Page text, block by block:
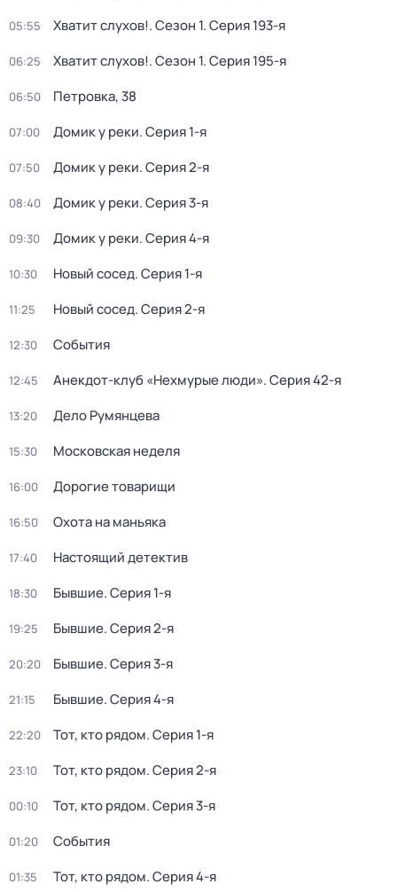
05:55 Хватит слухов!. Сезон 1. Серия 193-я
06:25 Хватит слухов!. Сезон 1. Серия 195-я
06:50 Петровка, 38
07:00 Домик у реки. Серия 1-я
07:50 Домик у реки. Серия 2-я
08:40 Домик у реки. Серия 3-я
09:30 Домик у реки. Серия 4-я
10:30 Новый сосед. Серия 1-я
11:25 Новый сосед. Серия 2-я
12:30 События
12:45 Анекдот-клуб «Нехмурые люди». Серия 42-я
13:20 Дело Румянцева
15:30 Московская неделя
16:00 Дорогие товарищи
16:50 Охота на маньяка
17:40 Настоящий детектив
18:30 Бывшие. Серия 1-я
19:25 Бывшие. Серия 2-я
20:20 Бывшие. Серия 3-я
21:15 Бывшие. Серия 4-я
22:20 Тот, кто рядом. Серия 1-я
23:10 Тот, кто рядом. Серия 2-я
00:10 Тот, кто рядом. Серия 3-я
01:20 События
01:35 Тот, кто рядом. Серия 4-я